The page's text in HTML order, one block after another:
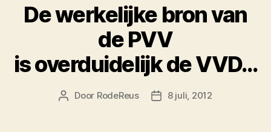
De werkelijke bron van
de PVV
is overduidelijk de VVD…
Berichtauteur
Door RodeReus Berichtdatum
8 juli, 2012